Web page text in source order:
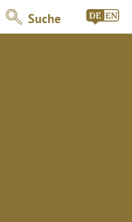
Suche